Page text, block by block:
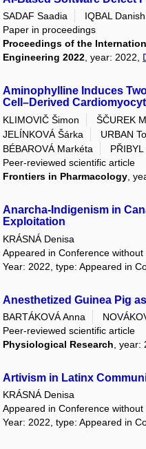
SADAF Saadia IQBAL Danish
Paper in proceedings
Proceedings of the
Engineering 2022, year: 2022,
Aminophylline Induces
Cell–Derived
KLIMOVIČ Šimon ŠČUREK
JELÍNKOVÁ Šárka
URBAN
BÉBAROVÁ Markéta
PŘIBYL
Peer-reviewed scientific article
Frontiers in Pharmacology,
Anarcha-Indigenism in
Exploitation
KRÁSNÁ Denisa
Appeared in Conference
Year: 2022, type: Appeared in
Anesthetized Guinea Pig
BARTÁKOVÁ Anna
Peer-reviewed scientific article
Physiological Research ,
Artivism in Latinx
KRÁSNÁ Denisa
Appeared in Conference
Year: 2022, type: Appeared in